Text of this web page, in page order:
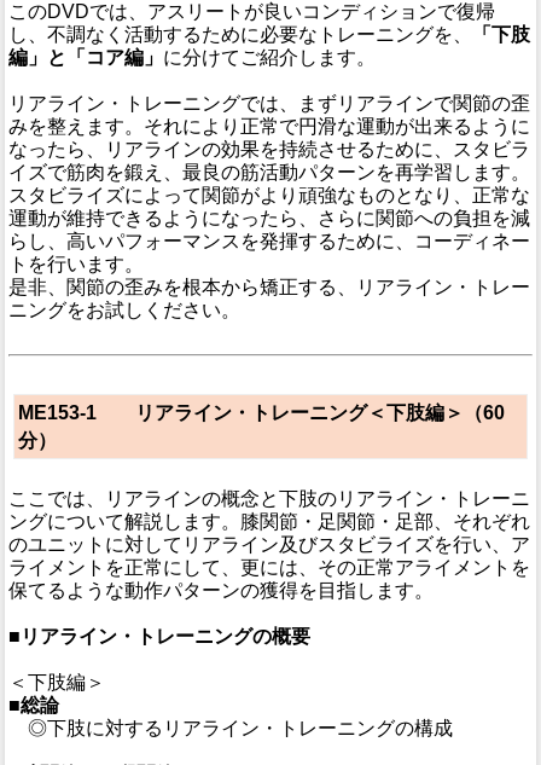
このDVDでは、アスリートが良いコンディションで復帰
し、不調なく活動するために必要なトレーニングを、
「下肢
編」と「コア編」 に分けてご紹介します。
リアライン・トレーニングでは、まずリアラインで関節の歪
みを整えます。それにより正常で円滑な運動が出来るように
なったら、リアラインの効果を持続させるために、スタビラ
イズで筋肉を鍛え、最良の筋活動パターンを再学習します。
スタビライズによって関節がより頑強なものとなり、正常な
運動が維持できるようになったら、さらに関節への負担を減
らし、高いパフォーマンスを発揮するために、コーディネー
トを行います。
是非、関節の歪みを根本から矯正する、リアライン・トレー
ニングをお試しください。
ME153-1 リアライン・トレーニング＜下肢編＞（60
分）
ここでは、リアラインの概念と下肢のリアライン・トレーニ
ングについて解説します。膝関節・足関節・足部、それぞれ
のユニットに対してリアライン及びスタビライズを行い、ア
ライメントを正常にして、更には、その正常アライメントを
保てるような動作パターンの獲得を目指します。
■リアライン・トレーニングの概要
＜下肢編＞
■総論
◎下肢に対するリアライン・トレーニングの構成